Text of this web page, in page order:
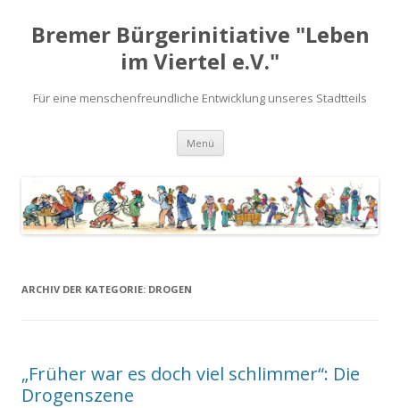
Bremer Bürgerinitiative "Leben
im Viertel e.V."
Für eine menschenfreundliche Entwicklung unseres Stadtteils
Menü Zum
springen
ARCHIV DER KATEGORIE: DROGEN
„Früher war es doch viel schlimmer“: Die
Drogenszene